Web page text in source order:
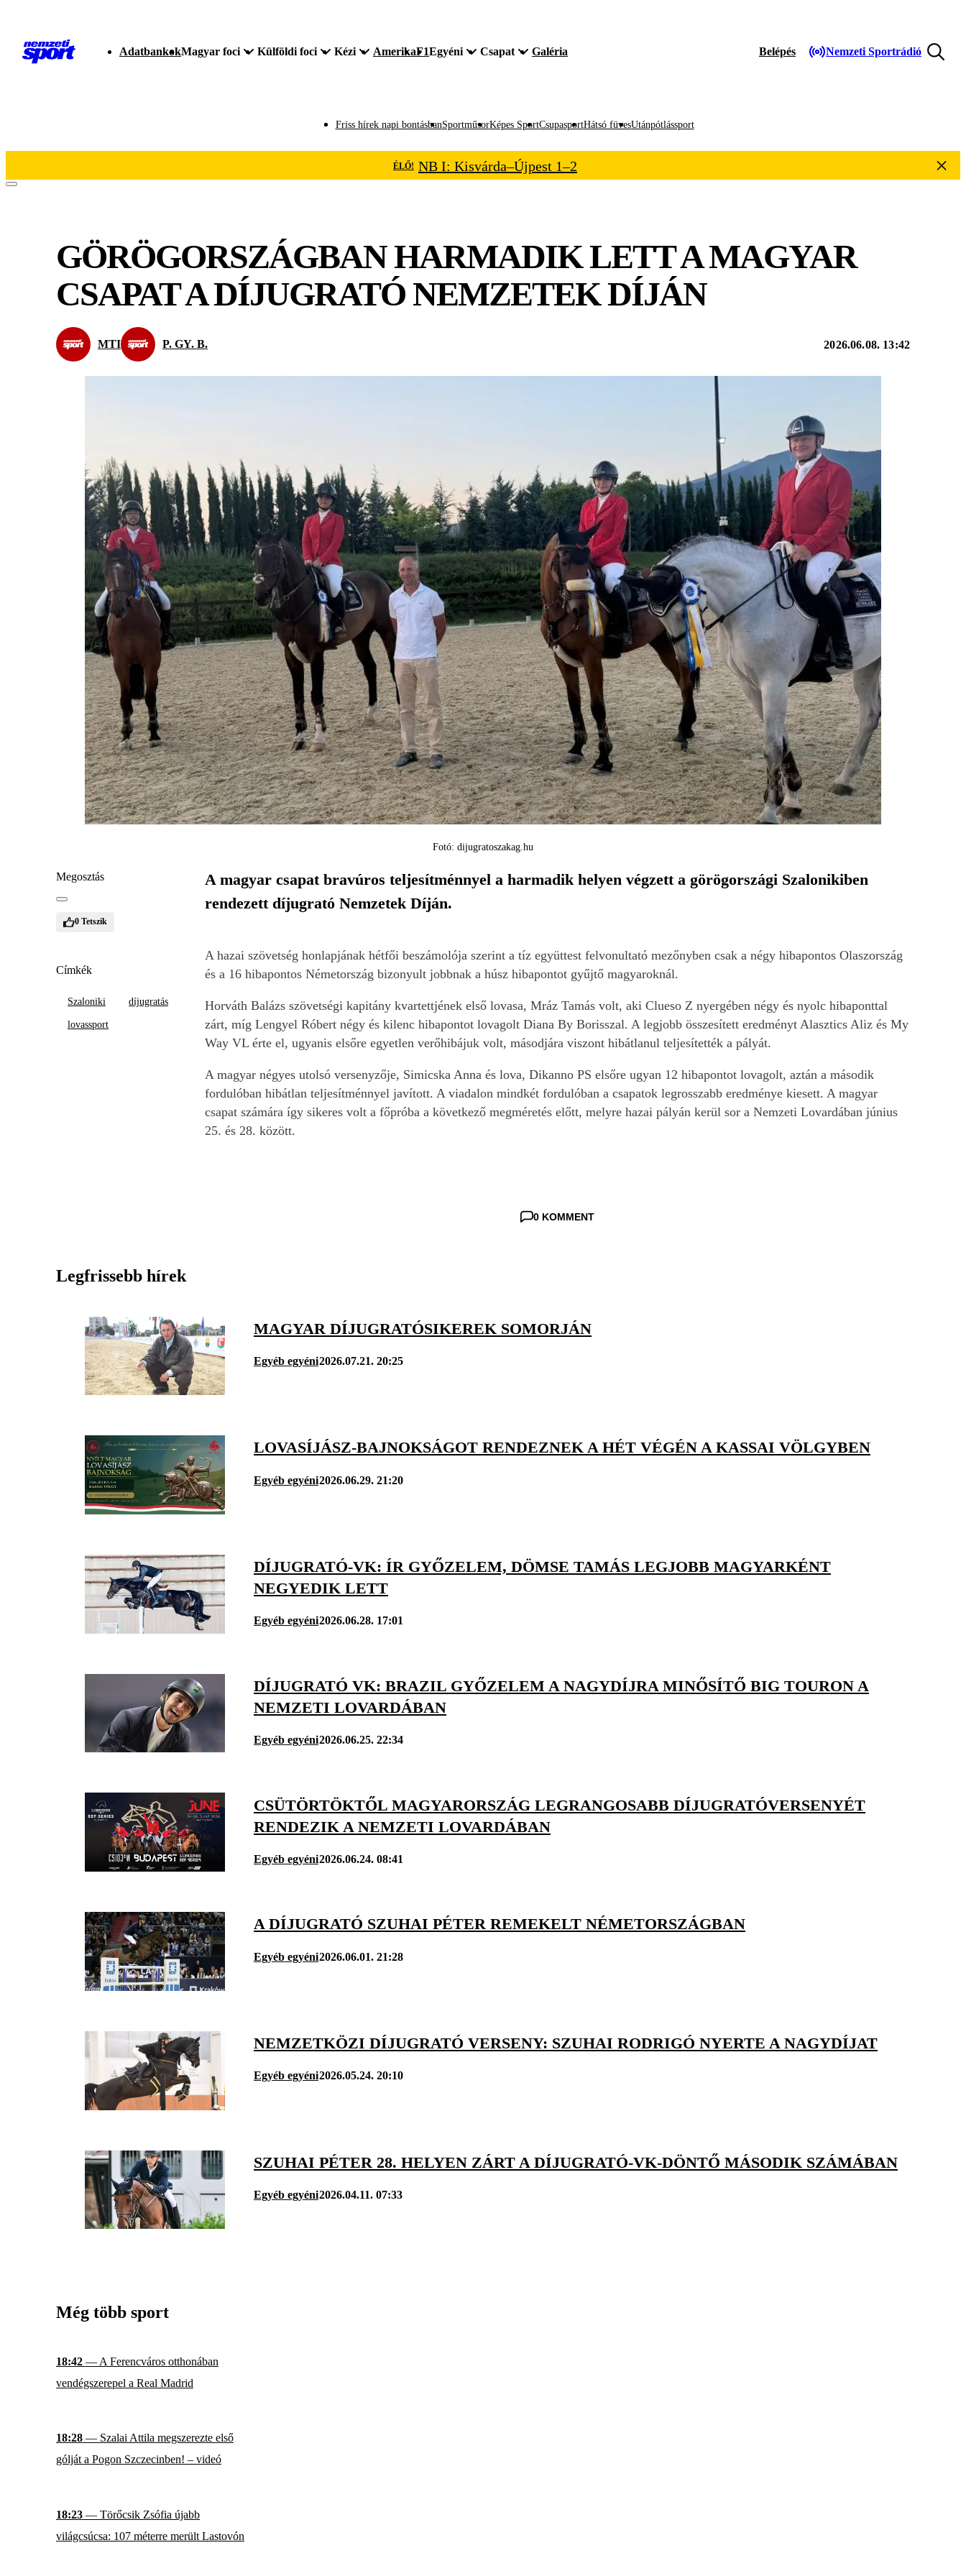
AdatbankokMagyar foci Külföldi foci Kézi AmerikaF1Egyéni Csapat Galéria Belépés Nemzeti Sportrádió
Friss hírek napi bontásbanSportműsorKépes SportCsupasportHátsó füvesUtánpótlássport
ÉLŐ! NB I: Kisvárda–Újpest 1–2
GÖRÖGORSZÁGBAN HARMADIK LETT A MAGYAR
CSAPAT A DÍJUGRATÓ NEMZETEK DÍJÁN
MTI P. GY. B. 2026.06.08. 13:42
Fotó: dijugratoszakag.hu
Megosztás
0 Tetszik
Címkék
Szaloniki díjugratás
lovassport
A magyar csapat bravúros teljesítménnyel a harmadik helyen végzett a görögországi Szalonikiben
rendezett díjugrató Nemzetek Díján.
A hazai szövetség honlapjának hétfői beszámolója szerint a tíz együttest felvonultató mezőnyben csak a négy hibapontos Olaszország
és a 16 hibapontos Németország bizonyult jobbnak a húsz hibapontot gyűjtő magyaroknál.
Horváth Balázs szövetségi kapitány kvartettjének első lovasa, Mráz Tamás volt, aki Clueso Z nyergében négy és nyolc hibaponttal
zárt, míg Lengyel Róbert négy és kilenc hibapontot lovagolt Diana By Borisszal. A legjobb összesített eredményt Alasztics Aliz és My
Way VL érte el, ugyanis elsőre egyetlen verőhibájuk volt, másodjára viszont hibátlanul teljesítették a pályát.
A magyar négyes utolsó versenyzője, Simicska Anna és lova, Dikanno PS elsőre ugyan 12 hibapontot lovagolt, aztán a második
fordulóban hibátlan teljesítménnyel javított. A viadalon mindkét fordulóban a csapatok legrosszabb eredménye kiesett. A magyar
csapat számára így sikeres volt a főpróba a következő megméretés előtt, melyre hazai pályán kerül sor a Nemzeti Lovardában június
25. és 28. között.
0 KOMMENT
Legfrissebb hírek
MAGYAR DÍJUGRATÓSIKEREK SOMORJÁN
Egyéb egyéni2026.07.21. 20:25
LOVASÍJÁSZ-BAJNOKSÁGOT RENDEZNEK A HÉT VÉGÉN A KASSAI VÖLGYBEN
Egyéb egyéni2026.06.29. 21:20
DÍJUGRATÓ-VK: ÍR GYŐZELEM, DÖMSE TAMÁS LEGJOBB MAGYARKÉNT
NEGYEDIK LETT
Egyéb egyéni2026.06.28. 17:01
DÍJUGRATÓ VK: BRAZIL GYŐZELEM A NAGYDÍJRA MINŐSÍTŐ BIG TOURON A
NEMZETI LOVARDÁBAN
Egyéb egyéni2026.06.25. 22:34
CSÜTÖRTÖKTŐL MAGYARORSZÁG LEGRANGOSABB DÍJUGRATÓVERSENYÉT
RENDEZIK A NEMZETI LOVARDÁBAN
Egyéb egyéni2026.06.24. 08:41
A DÍJUGRATÓ SZUHAI PÉTER REMEKELT NÉMETORSZÁGBAN
Egyéb egyéni2026.06.01. 21:28
NEMZETKÖZI DÍJUGRATÓ VERSENY: SZUHAI RODRIGÓ NYERTE A NAGYDÍJAT
Egyéb egyéni2026.05.24. 20:10
SZUHAI PÉTER 28. HELYEN ZÁRT A DÍJUGRATÓ-VK-DÖNTŐ MÁSODIK SZÁMÁBAN
Egyéb egyéni2026.04.11. 07:33
Még több sport
18:42 — A Ferencváros otthonában
vendégszerepel a Real Madrid
18:28 — Szalai Attila megszerezte első
gólját a Pogon Szczecinben! – videó
18:23 — Törőcsik Zsófia újabb
világcsúcsa: 107 méterre merült Lastovón